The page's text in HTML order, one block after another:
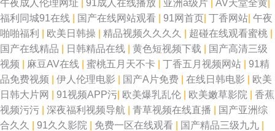
午夜成人伦理网址
91成人在线播放 亚洲a级片 AV天堂全黄
福利同城91在线
国产在线网站观看 91网首页 丁香网站 午夜
啪啪福利
欧美日韩操 精品视频久久久久 超碰在线观看蜜桃
国产在线精品
日韩精品在线 黄色短视频下载
国产高清三级
视频
麻豆AV在线 蜜桃五月天不卡 丁香五月视频网站
91精
品免费视频
伊人伦理电影 国产A片免费 在线日韩电影
欧美
日韩大片网
91视频APP污 欧美爆乳乱伦 欧美嫩草影院
香蕉
视频污污
深夜福利视频导航 青草视频在线直播
国产亚洲综
合久久
91久久影院 免费一区在线观看 国产精品三级九九